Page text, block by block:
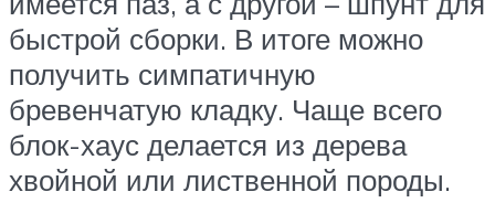
быстрой сборки. В итоге можно
получить симпатичную
бревенчатую кладку. Чаще всего
блок-хаус делается из дерева
хвойной или лиственной породы.